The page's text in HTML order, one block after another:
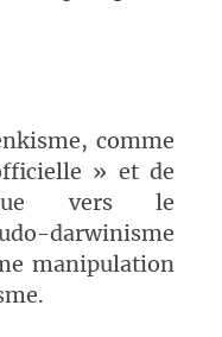
comme
» et de
vers le
darwinisme
manipulation